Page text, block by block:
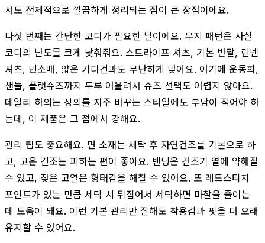
서도 전체적으로 깔끔하게 정리되는 점이 큰 장점이에요.
다섯 번째는 간단한 코디가 필요한 날이에요. 무지 패턴은 사실
코디의 난도를 크게 낮춰줘요. 스트라이프 셔츠, 기본 반팔, 린넨
셔츠, 민소매, 얇은 가디건과도 무난하게 맞아요. 여기에 운동화,
샌들, 플랫슈즈까지 두루 어울려서 슈즈 선택도 어렵지 않아요.
데일리 하의는 상의를 자주 바꾸는 스타일에도 부담이 적어야 하
는데, 이 제품은 그 점에서 강해요.
관리 팁도 중요해요. 면 소재는 세탁 후 자연건조를 기본으로 하
고, 고온 건조는 피하는 편이 좋아요. 밴딩은 건조기 열에 약해질
수 있고, 잦은 고열은 형태감을 해칠 수 있어요. 또 레드스티치
포인트가 있는 만큼 세탁 시 뒤집어서 세탁하면 마찰을 줄이는
데 도움이 돼요. 이런 기본 관리만 잘해도 착용감과 핏을 더 오래
유지할 수 있어요.